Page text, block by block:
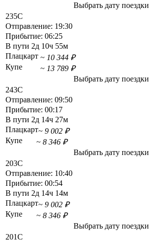
Выбрать дату поездки
235С
Отправление: 19:30
Прибытие: 06:25
В пути 2д 10ч 55м
Плацкарт ~ 10 344 ₽
Купе
~ 13 789 ₽
Выбрать дату поездки
243С
Отправление: 09:50
Прибытие: 00:17
В пути 2д 14ч 27м
Плацкарт~ 9 002 ₽
Купе
~ 8 346 ₽
Выбрать дату поездки
203С
Отправление: 10:40
Прибытие: 00:54
В пути 2д 14ч 14м
Плацкарт~ 9 002 ₽
Купе
~ 8 346 ₽
Выбрать дату поездки
201С